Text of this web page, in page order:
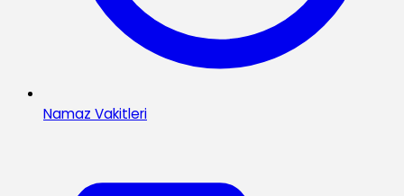
Namaz Vakitleri